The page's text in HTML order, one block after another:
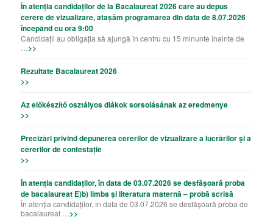
În atenția candidaților de la Bacalaureat 2026 care au depus
cerere de vizualizare, atașăm programarea din data de 8.07.2026
începând cu ora 9:00
Candidații au obligația să ajungă în centru cu 15 minunte înainte de
…>>
Rezultate Bacalaureat 2026
>>
Az előkészítő osztályos diákok sorsolásának az eredmenye
>>
Precizǎri privind depunerea cererilor de vizualizare a lucrǎrilor şi a
cererilor de contestație
>>
În atenția candidaților, în data de 03.07.2026 se desfășoară proba
de bacalaureat E)b) limba și literatura maternă – probă scrisă
În atenția candidaților, în data de 03.07.2026 se desfășoară proba de
bacalaureat …>>